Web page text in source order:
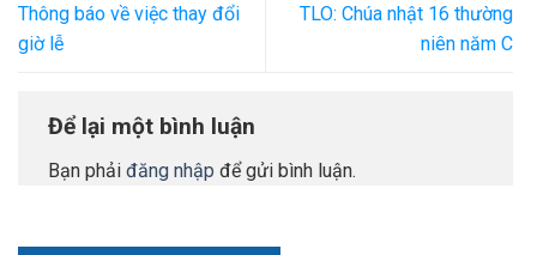
Thông báo về việc thay đổi
giờ lễ
TLO: Chúa nhật 16 thường
niên năm C
Để lại một bình luận
Bạn phải đăng nhập để gửi bình luận.